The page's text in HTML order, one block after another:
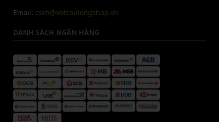
Email: cskh@votcaulongshop.vn
DANH SÁCH NGÂN HÀNG